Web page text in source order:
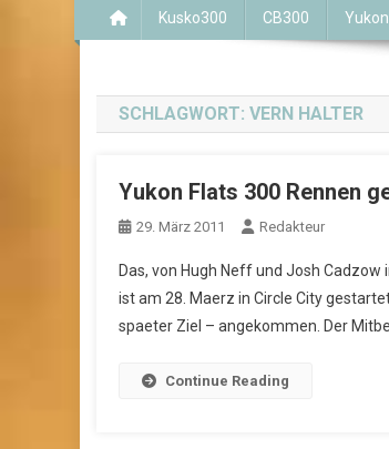
Kusko300 CB300
SCHLAGWORT: VERN HALTER
Yukon Flats 300 Rennen
29. März 2011 Redakteur
Das, von Hugh Neff und Josh
ist am 28. Maerz in Circle City
spaeter Ziel – angekommen. Der
Continue Reading